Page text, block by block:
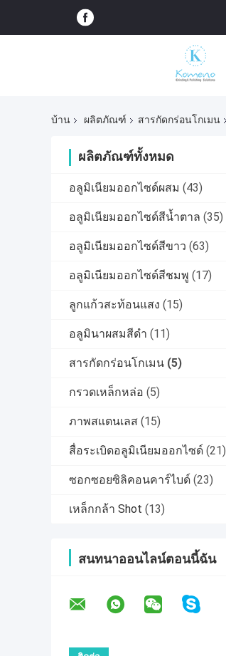
บ้าน ผลิตภัณฑ์ สารกัดกร่อนโกเมน
ผลิตภัณฑ์ทั้งหมด
อลูมิเนียมออกไซด์ผสม (43)
อลูมิเนียมออกไซด์สีน้ำตาล (35)
อลูมิเนียมออกไซด์สีขาว (63)
อลูมิเนียมออกไซด์สีชมพู (17)
ลูกแก้วสะท้อนแสง (15)
อลูมินาผสมสีดำ (11)
สารกัดกร่อนโกเมน (5)
กรวดเหล็กหล่อ (5)
ภาพสแตนเลส (15)
สื่อระเบิดอลูมิเนียมออกไซด์ (21)
ซอกซอยซิลิคอนคาร์ไบด์ (23)
เหล็กกล้า Shot (13)
สนทนาออนไลน์ตอนนี้ฉัน